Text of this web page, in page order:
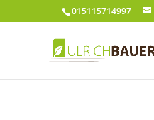
015115714997